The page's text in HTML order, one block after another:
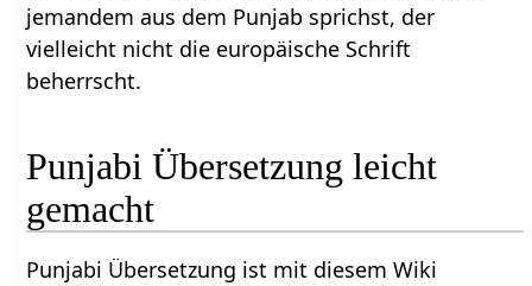
jemandem aus dem Punjab sprichst, der
vielleicht nicht die europäische Schrift
beherrscht.
Punjabi Übersetzung leicht
gemacht
Punjabi Übersetzung ist mit diesem Wiki